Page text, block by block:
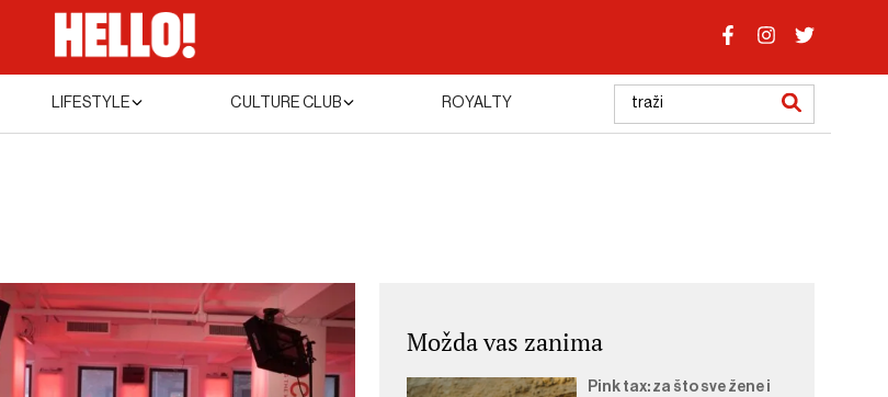
LIFESTYLE CULTURE CLUB ROYALTY
Možda vas zanima
Pink tax: za što sve žene i